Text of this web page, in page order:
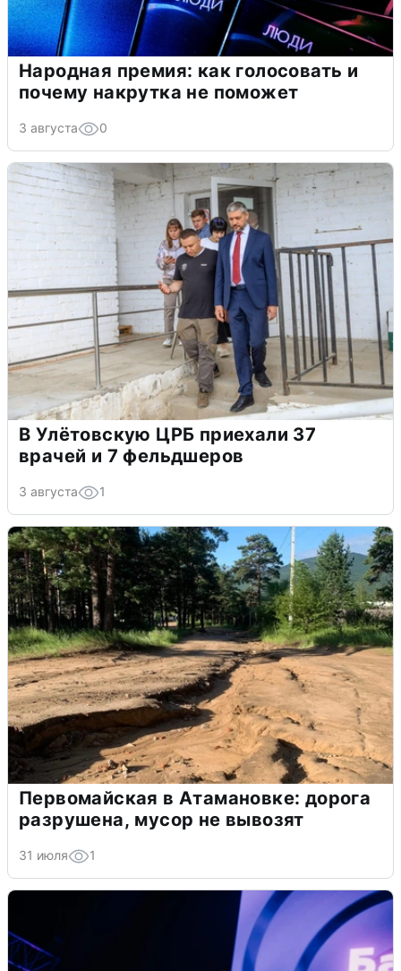
Народная премия: как голосовать и
почему накрутка не поможет
3 августа 0
В Улётовскую ЦРБ приехали 37
врачей и 7 фельдшеров
3 августа 1
Первомайская в Атамановке: дорога
разрушена, мусор не вывозят
31 июля 1